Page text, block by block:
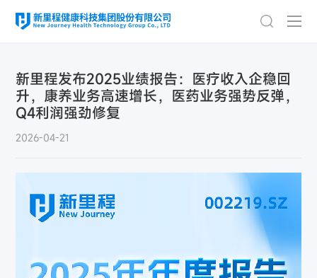
新里程发布2025业绩报告：医疗收入企稳回
升，康养业务高速增长，医药业务强势反弹，
Q4利润强劲修复
2026-04-21